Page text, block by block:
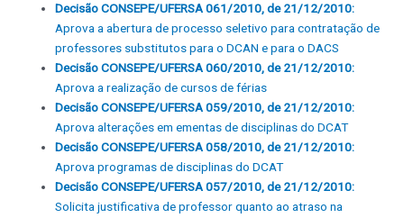
Decisão CONSEPE/UFERSA 061/2010, de 21/12/2010:
Aprova a abertura de processo seletivo para contratação de
professores substitutos para o DCAN e para o DACS
Decisão CONSEPE/UFERSA 060/2010, de 21/12/2010:
Aprova a realização de cursos de férias
Decisão CONSEPE/UFERSA 059/2010, de 21/12/2010:
Aprova alterações em ementas de disciplinas do DCAT
Decisão CONSEPE/UFERSA 058/2010, de 21/12/2010:
Aprova programas de disciplinas do DCAT
Decisão CONSEPE/UFERSA 057/2010, de 21/12/2010:
Solicita justificativa de professor quanto ao atraso na